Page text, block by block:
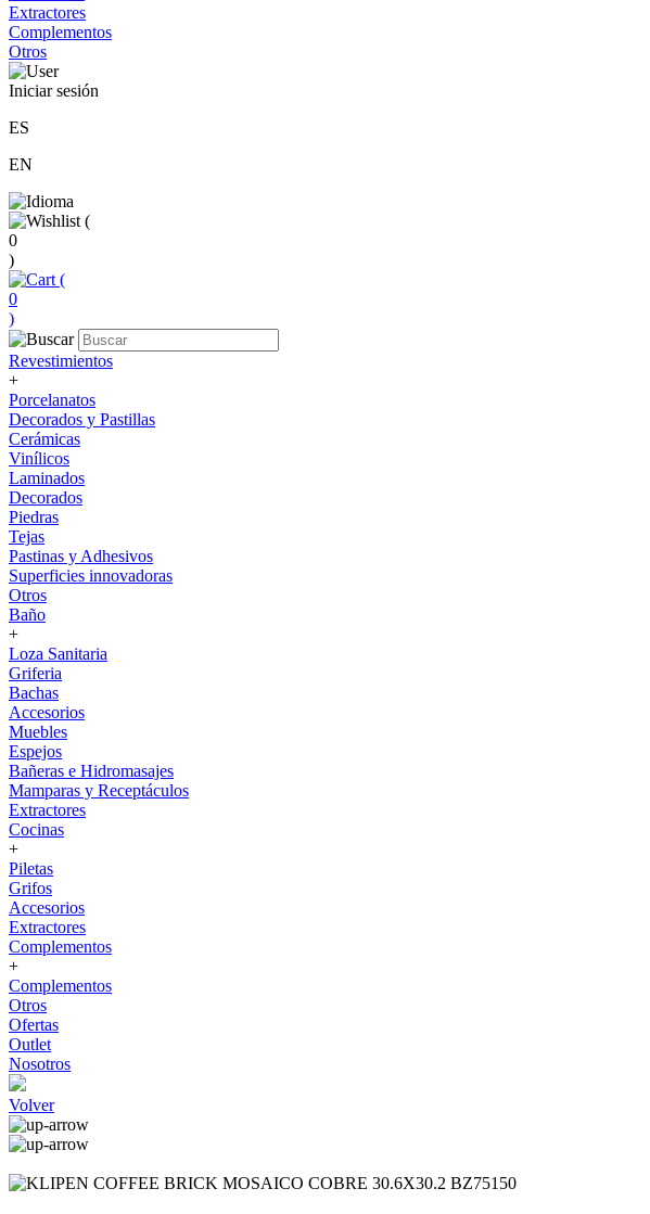
Extractores
Complementos
Otros
Iniciar sesión
ES
EN
(
0
)
(
0
)
Revestimientos
+
Porcelanatos
Decorados y Pastillas
Cerámicas
Vinílicos
Laminados
Decorados
Piedras
Tejas
Pastinas y Adhesivos
Superficies innovadoras
Otros
Baño
+
Loza Sanitaria
Griferia
Bachas
Accesorios
Muebles
Espejos
Bañeras e Hidromasajes
Mamparas y Receptáculos
Extractores
Cocinas
+
Piletas
Grifos
Accesorios
Extractores
Complementos
+
Complementos
Otros
Ofertas
Outlet
Nosotros
Volver